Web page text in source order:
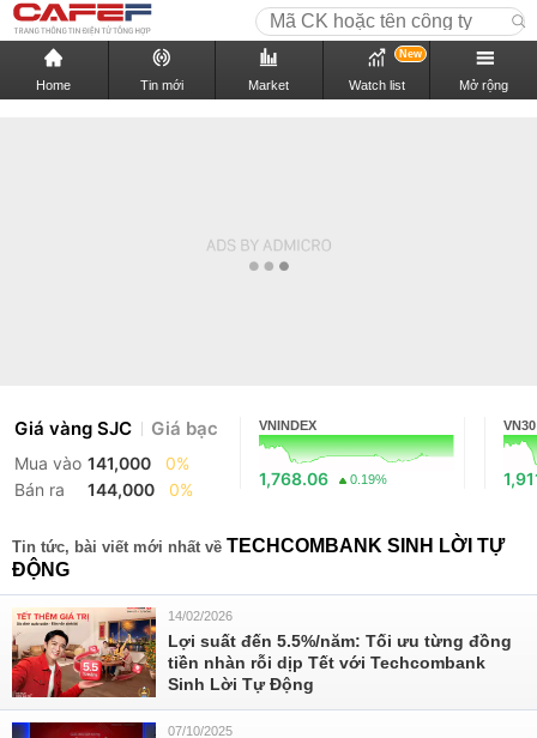
Home Tin mới Market Watch list
New
Mở rộng
Giá vàng SJC Giá bạc
Mua vào 141,000
0%
Bán ra
144,000 0%
VNINDEX
1,768.06 0.19%
VN30
Tin tức, bài viết mới nhất về TECHCOMBANK SINH LỜI TỰ
ĐỘNG
14/02/2026
Lợi suất đến 5.5%/năm: Tối ưu từng đồng
tiền nhàn rỗi dịp Tết với Techcombank
Sinh Lời Tự Động
07/10/2025